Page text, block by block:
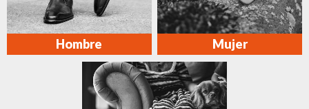
Hombre Mujer